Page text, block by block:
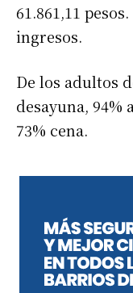
61.861,11
ingresos.
De los adultos
desayuna, 94%
73% cena.